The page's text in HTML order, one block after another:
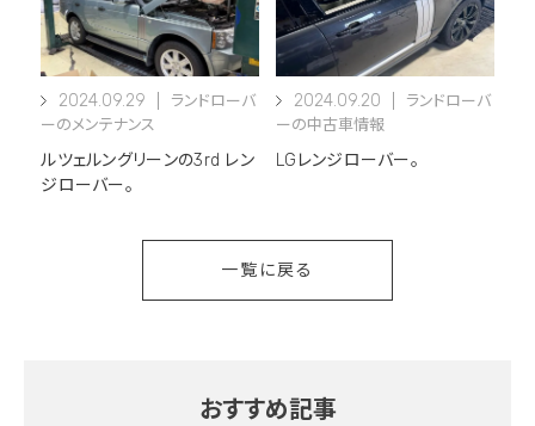
2024.09.29
ランドローバ
ーのメンテナンス
ルツェルングリーンの3rd レン
ジローバー。
2024.09.20
ランドローバ
ーの中古車情報
LGレンジローバー。
一覧に戻る
おすすめ記事